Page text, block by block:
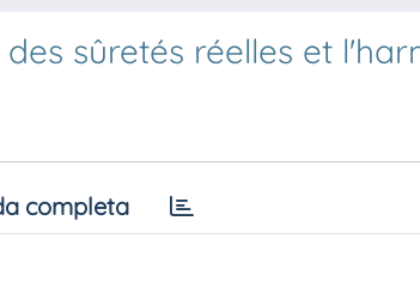
sûretés réelles et
completa